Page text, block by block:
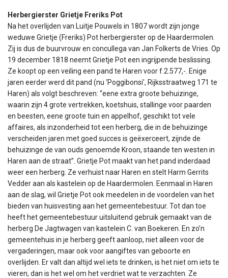
Herbergierster Grietje Freriks Pot
Na het overlijden van Luitje Pouwels in 1807 wordt zijn jonge
weduwe Grietje (Freriks) Pot herbergierster op de Haardermolen.
Zij is dus de buurvrouw en concullega van Jan Folkerts de Vries. Op
19 december 1818 neemt Grietje Pot een ingrijpende beslissing.
Ze koopt op een veiling een pand te Haren voor f.2.577,-. Enige
jaren eerder werd dit pand (nu ‘Poggibonsi’, Rijksstraatweg 171 te
Haren) als volgt beschreven: “eene extra groote behuizinge,
waarin zijn 4 grote vertrekken, koetshuis, stallinge voor paarden
en beesten, eene groote tuin en appelhof, geschikt tot vele
affaires, als inzonderheid tot een herberg, die in de behuizinge
verscheiden jaren met goed succes is geëxerceert, zijnde de
behuizinge de van ouds genoemde Kroon, staande ten westen in
Haren aan de straat”. Grietje Pot maakt van het pand inderdaad
weer een herberg. Ze verhuist naar Haren en stelt Harm Gerrits
Vedder aan als kastelein op de Haardermolen. Eenmaal in Haren
aan de slag, wil Grietje Pot ook meedelen in de voordelen van het
bieden van huisvesting aan het gemeentebestuur. Tot dan toe
heeft het gemeentebestuur uitsluitend gebruik gemaakt van de
herberg De Jagtwagen van kastelein C. van Boekeren. En zo’n
gemeentehuis in je herberg geeft aanloop, niet alleen voor de
vergaderingen, maar ook voor aangiftes van geboorte en
overlijden. Er valt dan altijd wel iets te drinken, is het niet om iets te
vieren, dan is het wel om het verdriet wat te verzachten. Ze